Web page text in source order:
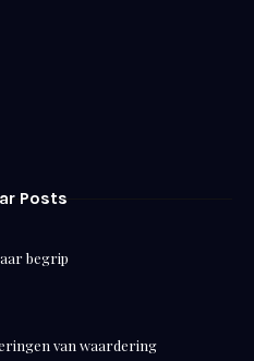
Posts
begrip
van waardering